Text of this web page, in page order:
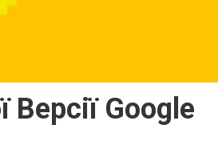
Google